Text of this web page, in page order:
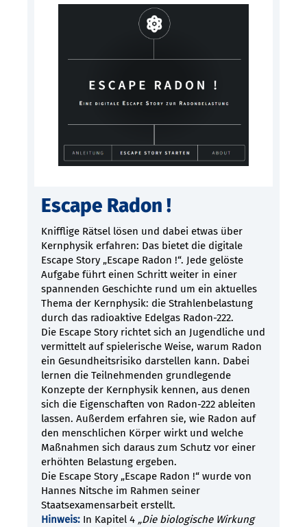
Escape Radon !
Knifflige Rätsel lösen und dabei etwas über
Kernphysik erfahren: Das bietet die digitale
Escape Story „Escape Radon !“. Jede gelöste
Aufgabe führt einen Schritt weiter in einer
spannenden Geschichte rund um ein aktuelles
Thema der Kernphysik: die Strahlenbelastung
durch das radioaktive Edelgas Radon-222.
Die Escape Story richtet sich an Jugendliche und
vermittelt auf spielerische Weise, warum Radon
ein Gesundheitsrisiko darstellen kann. Dabei
lernen die Teilnehmenden grundlegende
Konzepte der Kernphysik kennen, aus denen
sich die Eigenschaften von Radon-222 ableiten
lassen. Außerdem erfahren sie, wie Radon auf
den menschlichen Körper wirkt und welche
Maßnahmen sich daraus zum Schutz vor einer
erhöhten Belastung ergeben.
Die Escape Story „Escape Radon !“ wurde von
Hannes Nitsche im Rahmen seiner
Staatsexamensarbeit erstellt.
Hinweis: In Kapitel 4 „Die biologische Wirkung